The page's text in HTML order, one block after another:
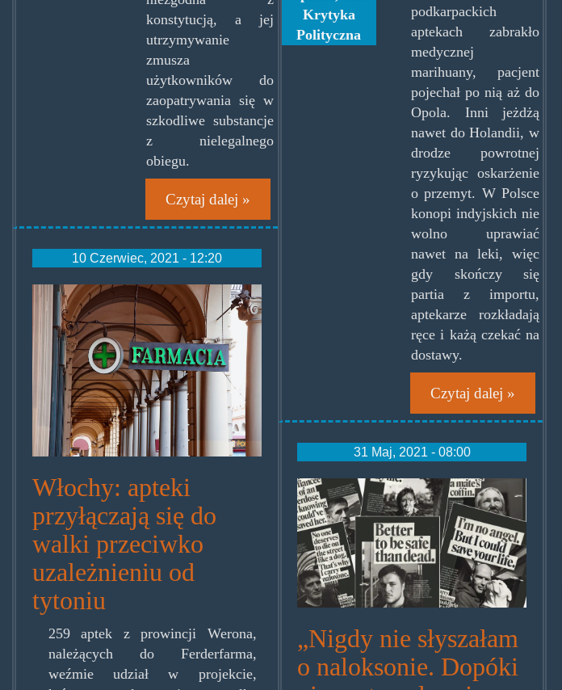
konstytucją, a jej
utrzymywanie
zmusza
użytkowników do
zaopatrywania się w
szkodliwe substancje
z nielegalnego
obiegu.
Czytaj dalej »
10 Czerwiec, 2021 - 12:20
farmacia.jpg
Włochy: apteki
przyłączają się do
walki przeciwko
uzależnieniu od
tytoniu
259 aptek z prowincji Werona,
należących do Ferderfarma,
weźmie udział w projekcie,
Krytyka
Polityczna
podkarpackich
aptekach zabrakło
medycznej
marihuany, pacjent
pojechał po nią aż do
Opola. Inni jeżdżą
nawet do Holandii, w
drodze powrotnej
ryzykując oskarżenie
o przemyt. W Polsce
konopi indyjskich nie
wolno uprawiać
nawet na leki, więc
gdy skończy się
partia z importu,
aptekarze rozkładają
ręce i każą czekać na
dostawy.
Czytaj dalej »
31 Maj, 2021 - 08:00
naloxone-
768x432.jpg.jpg
„Nigdy nie słyszałam
o naloksonie. Dopóki